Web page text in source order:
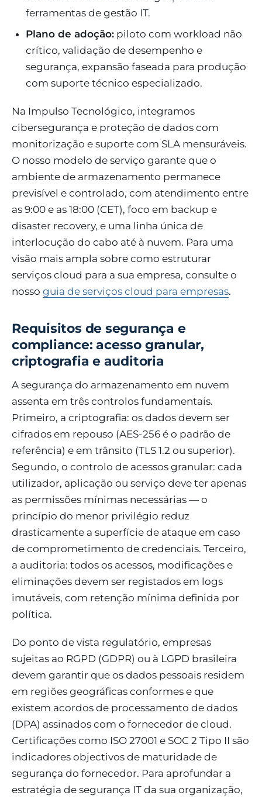
ferramentas de gestão IT.
Plano de adoção: piloto com workload não
crítico, validação de desempenho e
segurança, expansão faseada para produção
com suporte técnico especializado.
Na Impulso Tecnológico, integramos
cibersegurança e proteção de dados com
monitorização e suporte com SLA mensuráveis.
O nosso modelo de serviço garante que o
ambiente de armazenamento permanece
previsível e controlado, com atendimento entre
as 9:00 e as 18:00 (CET), foco em backup e
disaster recovery, e uma linha única de
interlocução do cabo até à nuvem. Para uma
visão mais ampla sobre como estruturar
serviços cloud para a sua empresa, consulte o
nosso guia de serviços cloud para empresas.
Requisitos de segurança e
compliance: acesso granular,
criptografia e auditoria
A segurança do armazenamento em nuvem
assenta em três controlos fundamentais.
Primeiro, a criptografia: os dados devem ser
cifrados em repouso (AES-256 é o padrão de
referência) e em trânsito (TLS 1.2 ou superior).
Segundo, o controlo de acessos granular: cada
utilizador, aplicação ou serviço deve ter apenas
as permissões mínimas necessárias — o
princípio do menor privilégio reduz
drasticamente a superfície de ataque em caso
de comprometimento de credenciais. Terceiro,
a auditoria: todos os acessos, modificações e
eliminações devem ser registados em logs
imutáveis, com retenção mínima definida por
política.
Do ponto de vista regulatório, empresas
sujeitas ao RGPD (GDPR) ou à LGPD brasileira
devem garantir que os dados pessoais residem
em regiões geográficas conformes e que
existem acordos de processamento de dados
(DPA) assinados com o fornecedor de cloud.
Certificações como ISO 27001 e SOC 2 Tipo II são
indicadores objectivos de maturidade de
segurança do fornecedor. Para aprofundar a
estratégia de segurança IT da sua organização,